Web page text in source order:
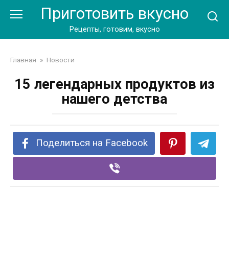
Приготовить вкусно
Рецепты, готовим, вкусно
Главная » Новости
15 легендарных продуктов из
нашего детства
Поделиться на Facebook